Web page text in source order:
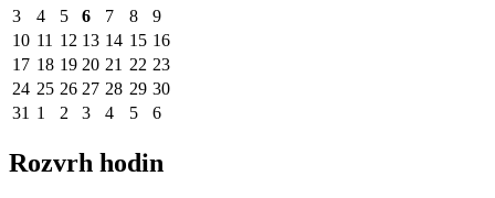
3
4 5 6 7 8
9
10 11 12 13 14 15 16
17 18 19 20 21 22 23
24 25 26 27 28 29 30
31 1 2 3 4 5 6
Rozvrh hodin